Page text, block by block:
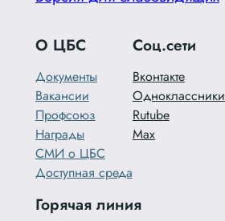
О ЦБС
Документы
Вакансии
Профсоюз
Награды
СМИ о ЦБС
Доступная среда
Соц.сети
Вконтакте
Одноклассники
Rutube
Max
Горячая линия